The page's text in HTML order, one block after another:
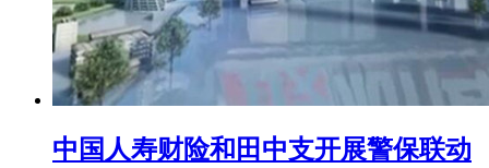
中国人寿财险和田中支开展警保联动